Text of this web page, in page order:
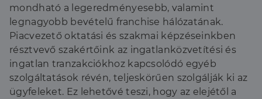
mondható a legeredményesebb, valamint
legnagyobb bevételű franchise hálózatának.
Piacvezető oktatási és szakmai képzéseinkben
résztvevő szakértőink az ingatlanközvetítési és
ingatlan tranzakciókhoz kapcsolódó egyéb
szolgáltatások révén, teljeskörűen szolgálják ki az
ügyfeleket. Ez lehetővé teszi, hogy az elejétől a